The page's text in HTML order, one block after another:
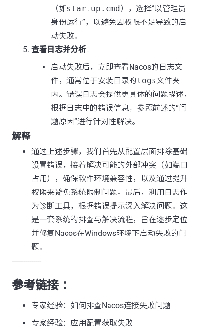
（如startup.cmd），选择“以管理员
身份运行”，以避免因权限不足导致的启
动失败。
查看日志并分析：
启动失败后，立即查看Nacos的日志文
件，通常位于安装目录的logs文件夹
内。错误日志会提供更具体的问题描述，
根据日志中的错误信息，参照前述的“问
题原因”进行针对性解决。
解释
通过上述步骤，我们首先从配置层面排除基础
设置错误，接着解决可能的外部冲突（如端口
占用），确保软件环境兼容性，以及通过提升
权限来避免系统限制问题。最后，利用日志作
为诊断工具，根据错误提示深入解决问题。这
是一套系统的排查与解决流程，旨在逐步定位
并修复Nacos在Windows环境下启动失败的问
题。
---------------
参考链接 ：
专家经验：如何排查Nacos连接失败问题
专家经验：应用配置获取失败